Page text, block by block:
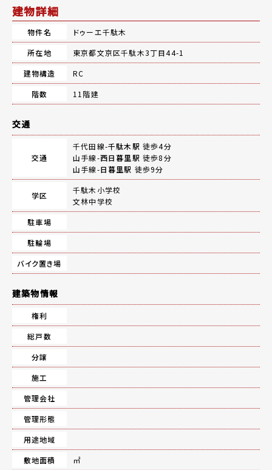
建物詳細
物件名
ドゥーエ千駄木
所在地
東京都文京区千駄木3丁目44-1
建物構造
RC
階数
11階建
交通
交通
千代田線-千駄木駅 徒歩4分
山手線-西日暮里駅 徒歩8分
山手線-日暮里駅 徒歩9分
学区
千駄木小学校
文林中学校
駐車場
駐輪場
バイク置き場
建築物情報
権利
総戸数
分譲
施工
管理会社
管理形態
用途地域
敷地面積
㎡